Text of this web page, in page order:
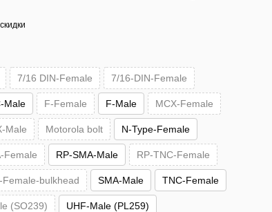
7/16 DIN-Female 7/16-DIN-Female
Male F-Female F-Male MCX-Female
Male Motorola bolt N-Type-Female
Female RP-SMA-Male RP-TNC-Female
Female-bulkhead SMA-Male TNC-Female
(SO239) UHF-Male (PL259)